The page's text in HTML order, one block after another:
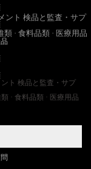
ント 検品と監査・サプ
· 食料品類 · 医療用品
ト 検品と監査・サプ
· 食料品類 · 医療用品